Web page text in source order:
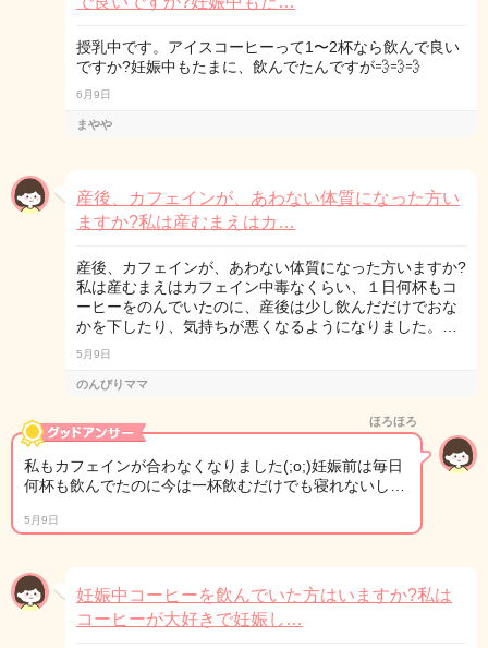
授乳中です。アイスコーヒーって1〜2杯なら飲んで良い
ですか?妊娠中もたまに、飲んでたんですが💨💨💨
6月9日
まやや
産後、カフェインが、あわない体質になった方い
ますか?私は産むまえはカ…
産後、カフェインが、あわない体質になった方いますか?
私は産むまえはカフェイン中毒なくらい、１日何杯もコ
ーヒーをのんでいたのに、産後は少し飲んだだけでおな
かを下したり、気持ちが悪くなるようになりました。…
5月9日
のんびりママ
ほろほろ
私もカフェインが合わなくなりました(;o;)妊娠前は毎日
何杯も飲んでたのに今は一杯飲むだけでも寝れないし…
5月9日
妊娠中コーヒーを飲んでいた方はいますか?私は
コーヒーが大好きで妊娠し…